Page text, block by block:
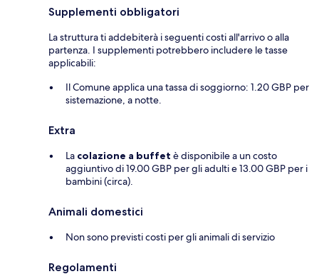
Supplementi obbligatori
La struttura ti addebiterà i seguenti costi all'arrivo o alla
partenza. I supplementi potrebbero includere le tasse
applicabili:
Il Comune applica una tassa di soggiorno: 1.20 GBP per
sistemazione, a notte.
Extra
La colazione a buffet è disponibile a un costo
aggiuntivo di 19.00 GBP per gli adulti e 13.00 GBP per i
bambini (circa).
Animali domestici
Non sono previsti costi per gli animali di servizio
Regolamenti